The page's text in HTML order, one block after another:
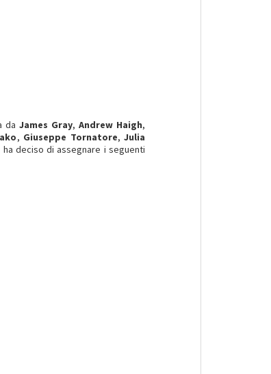
daJames Gray,Andrew Haigh,
, Giuseppe Tornatore,Julia
deciso di assegnare i seguenti